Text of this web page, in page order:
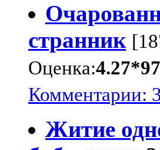
странник
Оценка:
Комментарии:
Житие